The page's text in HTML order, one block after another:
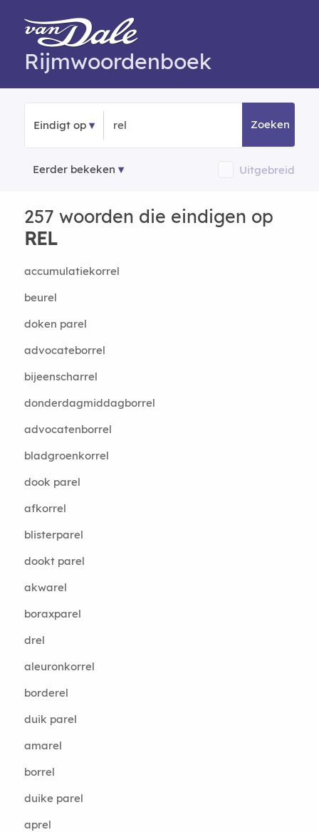
Rijmwoordenboek
Eindigt op Zoeken
Eerder bekeken Uitgebreid
257 woorden die eindigen op
REL
accumulatiekorrel
beurel
doken parel
advocateborrel
bijeenscharrel
donderdagmiddagborrel
advocatenborrel
bladgroenkorrel
dook parel
afkorrel
blisterparel
dookt parel
akwarel
boraxparel
drel
aleuronkorrel
borderel
duik parel
amarel
borrel
duike parel
aprel